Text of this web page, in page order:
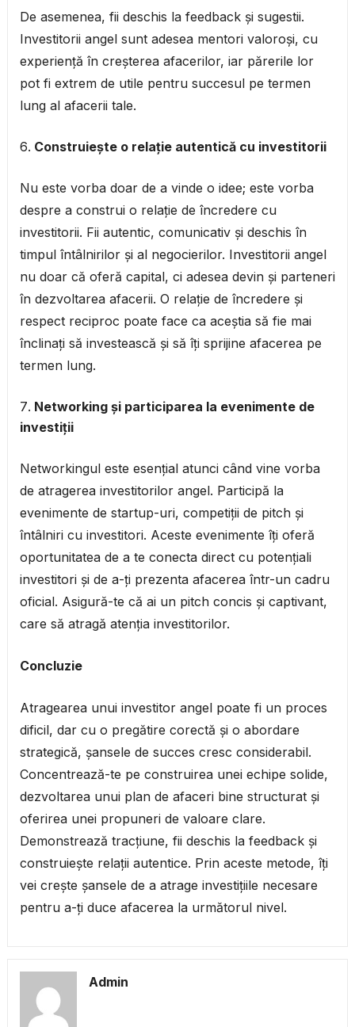
De asemenea, fii deschis la feedback și sugestii.
Investitorii angel sunt adesea mentori valoroși, cu
experiență în creșterea afacerilor, iar părerile lor
pot fi extrem de utile pentru succesul pe termen
lung al afacerii tale.
Construiește o relație autentică cu investitorii
Nu este vorba doar de a vinde o idee; este vorba
despre a construi o relație de încredere cu
investitorii. Fii autentic, comunicativ și deschis în
timpul întâlnirilor și al negocierilor. Investitorii angel
nu doar că oferă capital, ci adesea devin și parteneri
în dezvoltarea afacerii. O relație de încredere și
respect reciproc poate face ca aceștia să fie mai
înclinați să investească și să îți sprijine afacerea pe
termen lung.
Networking și participarea la evenimente de
investiții
Networkingul este esențial atunci când vine vorba
de atragerea investitorilor angel. Participă la
evenimente de startup-uri, competiții de pitch și
întâlniri cu investitori. Aceste evenimente îți oferă
oportunitatea de a te conecta direct cu potențiali
investitori și de a-ți prezenta afacerea într-un cadru
oficial. Asigură-te că ai un pitch concis și captivant,
care să atragă atenția investitorilor.
Concluzie
Atragearea unui investitor angel poate fi un proces
dificil, dar cu o pregătire corectă și o abordare
strategică, șansele de succes cresc considerabil.
Concentrează-te pe construirea unei echipe solide,
dezvoltarea unui plan de afaceri bine structurat și
oferirea unei propuneri de valoare clare.
Demonstrează tracțiune, fii deschis la feedback și
construiește relații autentice. Prin aceste metode, îți
vei crește șansele de a atrage investițiile necesare
pentru a-ți duce afacerea la următorul nivel.
Admin